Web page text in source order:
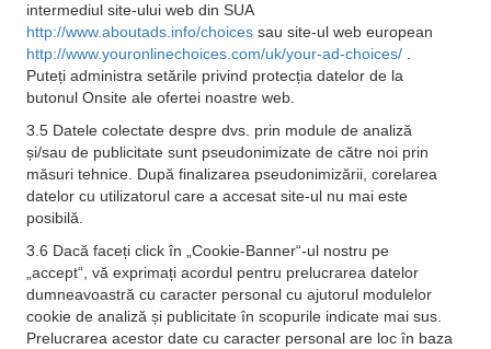
intermediul site-ului web din SUA
http://www.aboutads.info/choices sau site-ul web european
http://www.youronlinechoices.com/uk/your-ad-choices/
Puteți administra setările privind protecția datelor de la
butonul Onsite ale ofertei noastre web.
3.5 Datele colectate despre dvs. prin module de analiză
și/sau de publicitate sunt pseudonimizate de către noi prin
măsuri tehnice. După finalizarea pseudonimizării, corelarea
datelor cu utilizatorul care a accesat site-ul nu mai este
posibilă.
3.6 Dacă faceți click în „Cookie-Banner“-ul nostru pe
„accept“, vă exprimați acordul pentru prelucrarea datelor
dumneavoastră cu caracter personal cu ajutorul modulelor
cookie de analiză și publicitate în scopurile indicate mai sus.
Prelucrarea acestor date cu caracter personal are loc în baza